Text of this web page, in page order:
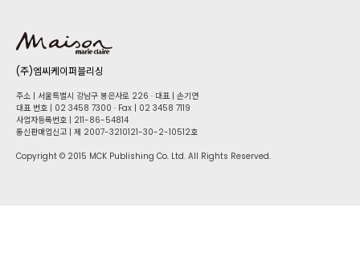
(주)엠씨케이퍼블리싱
주소 | 서울특별시 강남구 봉은사로 226 · 대표 | 손기연
대표 번호 | 02 34​58 7300 · Fax | 02 34​58 7119
사업자등록번호 | 211-86-5​4814
통신판매업신고 | 제 2007-3210121-30-2-10512호
Copyright © 2015 MCK Publishing Co. Ltd. All Rights Reserved.